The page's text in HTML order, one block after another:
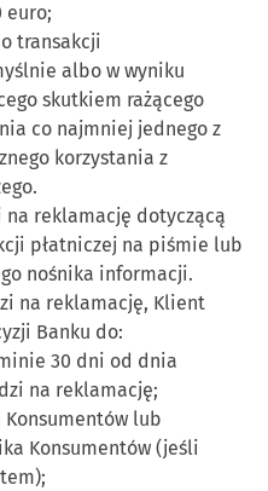
euro;
transakcji
albo w wyniku
skutkiem rażącego
co najmniej jednego z
korzystania z
reklamację dotyczącą
płatniczej na piśmie lub
nośnika informacji.
na reklamację, Klient
Banku do:
30 dni od dnia
na reklamację;
Konsumentów lub
Konsumentów (jeśli